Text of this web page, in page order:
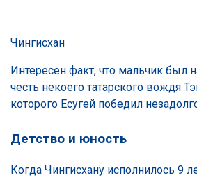
Чингисхан
Интересен факт, что мальчик был
честь некоего татарского вождя
которого Есугей победил
Детство и юность
Когда Чингисхану исполнилось 9